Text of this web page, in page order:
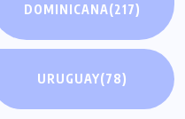
DOMINICANA(217)
URUGUAY(78)